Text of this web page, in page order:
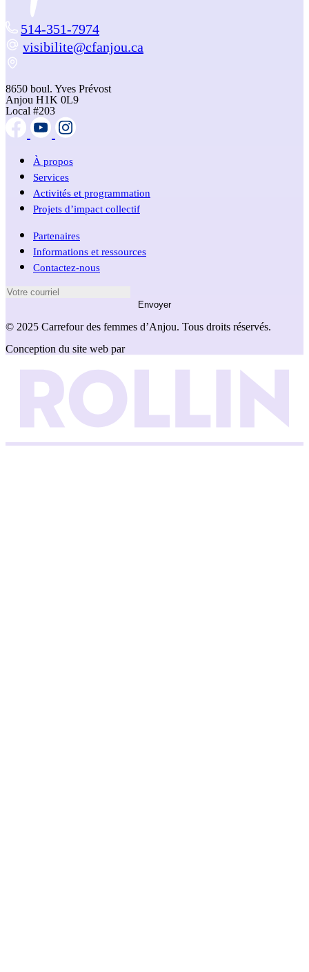
514-351-7974
visibilite@cfanjou.ca
8650 boul. Yves Prévost
Anjou H1K 0L9
Local #203
À propos
Services
Activités et programmation
Projets d’impact collectif
Partenaires
Informations et ressources
Contactez-nous
Envoyer
© 2025 Carrefour des femmes d’Anjou. Tous droits réservés.
Conception du site web par